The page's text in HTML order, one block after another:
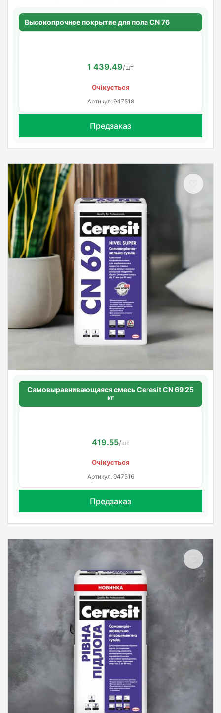
Высокопрочное покрытие для пола CN 76
1 439.49/шт
Очікується
Артикул: 947518
Предзаказ
Самовыравнивающаяся смесь Ceresit CN 69 25
кг
419.55/шт
Очікується
Артикул: 947516
Предзаказ